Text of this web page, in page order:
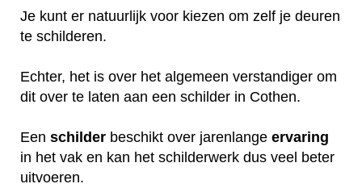
Je kunt er natuurlijk voor kiezen om zelf je deuren
te schilderen.
Echter, het is over het algemeen verstandiger om
dit over te laten aan een schilder in Cothen.
Een schilder beschikt over jarenlange ervaring
in het vak en kan het schilderwerk dus veel beter
uitvoeren.